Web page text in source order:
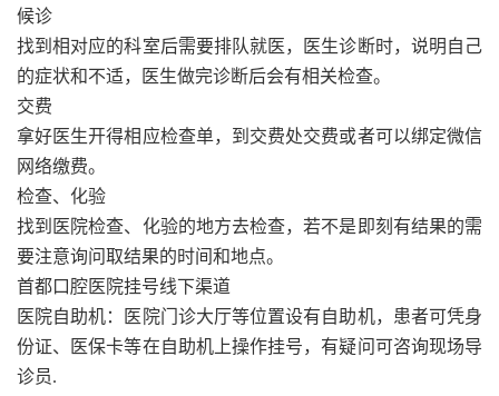
候诊
找到相对应的科室后需要排队就医，医生诊断时，说明自己
的症状和不适，医生做完诊断后会有相关检查。
交费
拿好医生开得相应检查单，到交费处交费或者可以绑定微信
网络缴费。
检查、化验
找到医院检查、化验的地方去检查，若不是即刻有结果的需
要注意询问取结果的时间和地点。
首都口腔医院挂号线下渠道
医院自助机：医院门诊大厅等位置设有自助机，患者可凭身
份证、医保卡等在自助机上操作挂号，有疑问可咨询现场导
诊员.